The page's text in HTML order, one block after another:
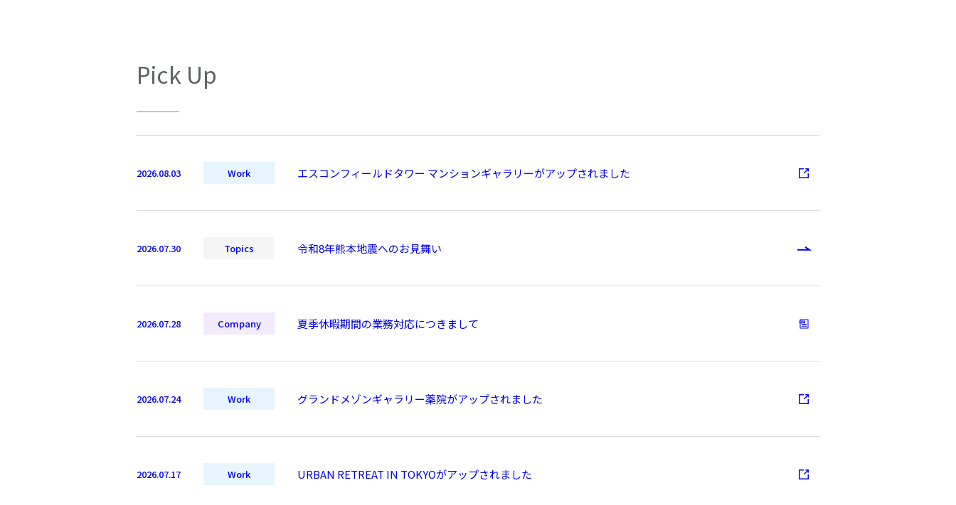
Pick Up
2026.08.03 Work エスコンフィールドタワー マンションギャラリーがアップされました
2026.07.30 Topics 令和8年熊本地震へのお見舞い
2026.07.28 Company 夏季休暇期間の業務対応につきまして
2026.07.24 Work グランドメゾンギャラリー薬院がアップされました
2026.07.17 Work URBAN RETREAT IN TOKYOがアップされました